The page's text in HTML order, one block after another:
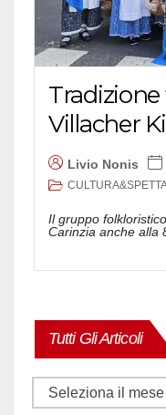
Villacher
Livio Nonis
Il gruppo
Carinzia anche alla
Tutti Gli Articoli
Tutti